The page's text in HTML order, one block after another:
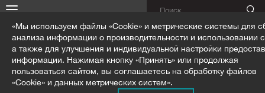
ГЛАВНАЯ
ПРОЦЕДУРА КЕРАТИНИЗАЦИИ ESTEL THERMOKERATIN. НОВЫЙ
«Мы используем файлы «Cookie» и метрические системы для
анализа информации о производительности и использовании
а также для улучшения и индивидуальной настройки
информации. Нажимая кнопку «Принять» или продолжая
пользоваться сайтом, вы соглашаетесь на обработку файлов
«Cookie» и данных метрических систем».